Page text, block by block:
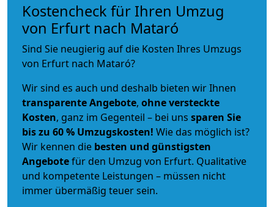
Kostencheck für Ihren Umzug
von Erfurt nach Mataró
Sind Sie neugierig auf die Kosten Ihres Umzugs
von Erfurt nach Mataró?
Wir sind es auch und deshalb bieten wir Ihnen
transparente Angebote, ohne versteckte
Kosten, ganz im Gegenteil – bei uns sparen Sie
bis zu 60 % Umzugskosten! Wie das möglich ist?
Wir kennen die besten und günstigsten
Angebotefür den Umzug von Erfurt. Qualitative
und kompetente Leistungen – müssen nicht
immer übermäßig teuer sein.